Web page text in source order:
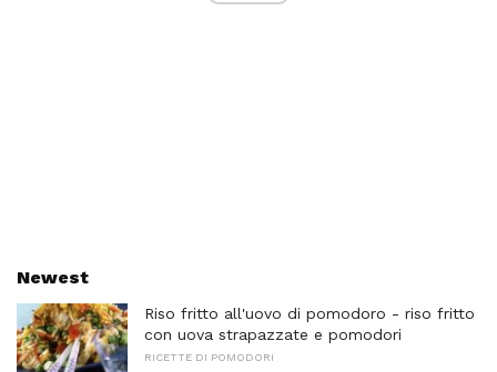
Newest
Riso fritto all'uovo di pomodoro - riso fritto
con uova strapazzate e pomodori
RICETTE DI POMODORI